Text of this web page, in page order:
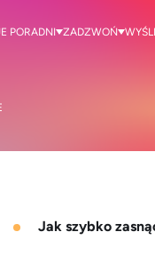
Jak szybko
PORADNI ZADZWOŃ